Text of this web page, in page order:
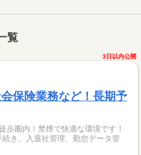
覧
3日以内公開
保険業務など！長期予
歩圏内！禁煙で快適な環境です！
き、入退社管理、勤怠データ管